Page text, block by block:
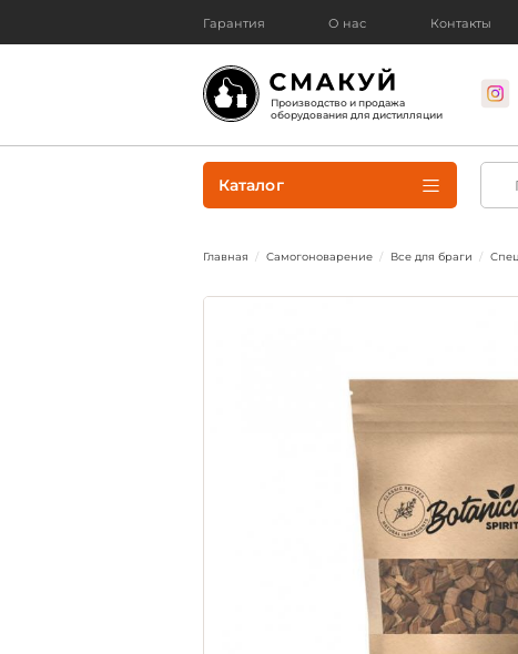
Гарантия О нас Контакты
Производство и продажа
оборудования для дистилляции
Каталог
Главная Самогоноварение Все для браги